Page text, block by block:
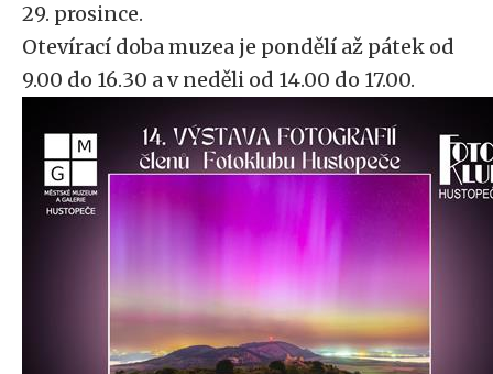
29. prosince.
Otevírací doba muzea je pondělí až pátek od
9.00 do 16.30 a v neděli od 14.00 do 17.00.